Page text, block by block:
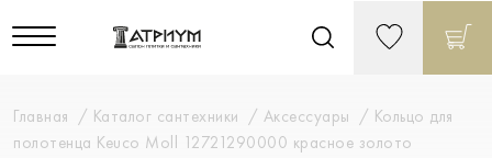
Главная Каталог сантехники Аксессуары
Кольцо для
полотенца Keuco Moll 12721290000 красное золото